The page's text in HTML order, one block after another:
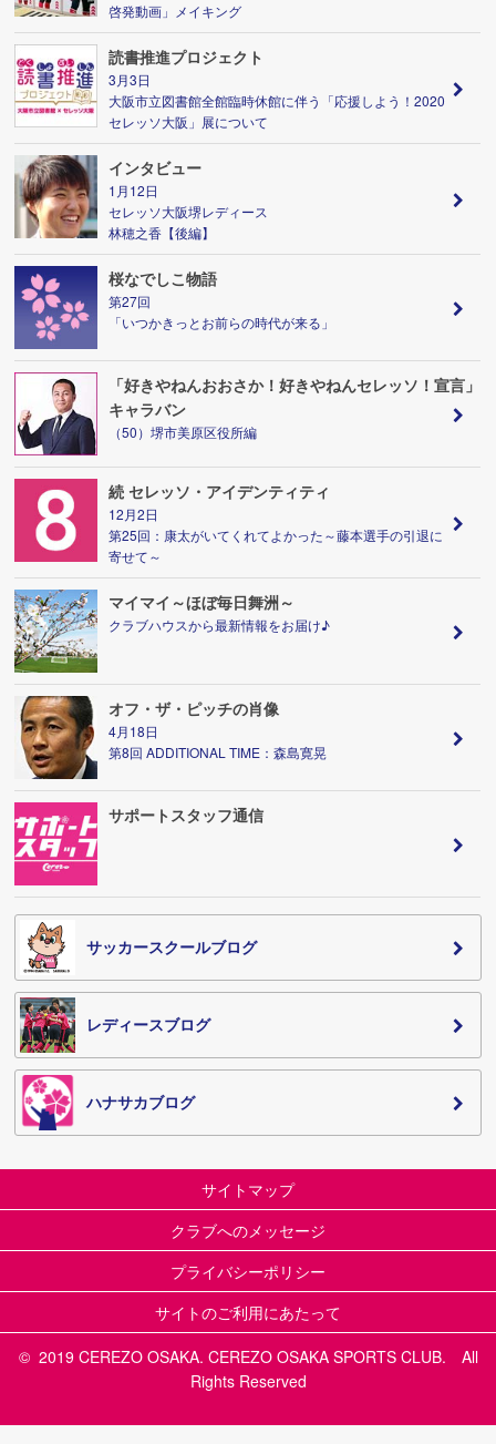
啓発動画」メイキング
読書推進プロジェクト
3月3日
大阪市立図書館全館臨時休館に伴う「応援しよう！2020
セレッソ大阪」展について
インタビュー
1月12日
セレッソ大阪堺レディース
林穂之香【後編】
桜なでしこ物語
第27回
「いつかきっとお前らの時代が来る」
「好きやねんおおさか！好きやねんセレッソ！宣言」
キャラバン
（50）堺市美原区役所編
続 セレッソ・アイデンティティ
12月2日
第25回：康太がいてくれてよかった～藤本選手の引退に
寄せて～
マイマイ～ほぼ毎日舞洲～
クラブハウスから最新情報をお届け♪
オフ・ザ・ピッチの肖像
4月18日
第8回 ADDITIONAL TIME：森島寛晃
サポートスタッフ通信
サッカースクールブログ
レディースブログ
ハナサカブログ
サイトマップ
クラブへのメッセージ
プライバシーポリシー
サイトのご利用にあたって
© 2019 CEREZO OSAKA. CEREZO OSAKA SPORTS CLUB. All
Rights Reserved